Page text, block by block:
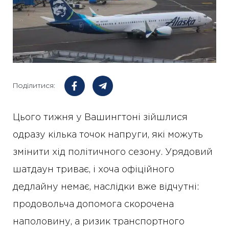
Поділитися:
Цього тижня у Вашингтоні зійшлися
одразу кілька точок напруги, які можуть
змінити хід політичного сезону. Урядовий
шатдаун триває, і хоча офіційного
дедлайну немає, наслідки вже відчутні:
продовольча допомога скорочена
наполовину, а ризик транспортного